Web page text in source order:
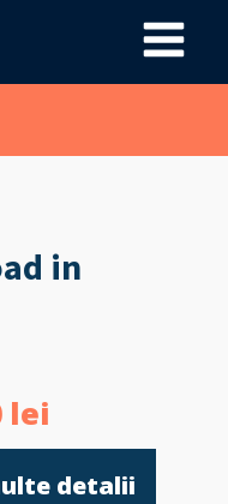
in
lei
detalii